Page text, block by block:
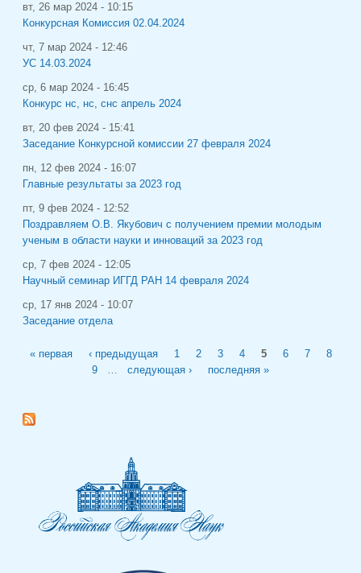
вт, 26 мар 2024 - 10:15
Конкурсная Комиссия 02.04.2024
чт, 7 мар 2024 - 12:46
УС 14.03.2024
ср, 6 мар 2024 - 16:45
Конкурс нс, нс, снс апрель 2024
вт, 20 фев 2024 - 15:41
Заседание Конкурсной комиссии 27 февраля 2024
пн, 12 фев 2024 - 16:07
Главные результаты за 2023 год
пт, 9 фев 2024 - 12:52
Поздравляем О.В. Якубович с получением премии молодым
ученым в области науки и инноваций за 2023 год
ср, 7 фев 2024 - 12:05
Научный семинар ИГГД РАН 14 февраля 2024
ср, 17 янв 2024 - 10:07
Заседание отдела
« первая ‹ предыдущая 1 2 3 4 5 6 7
8
9
следующая › последняя »